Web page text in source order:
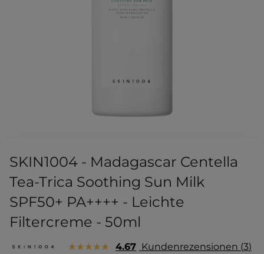
SKIN1004 - Madagascar Centella
Tea-Trica Soothing Sun Milk
SPF50+ PA++++ - Leichte
Filtercreme - 50ml
4.67 Kundenrezensionen 3